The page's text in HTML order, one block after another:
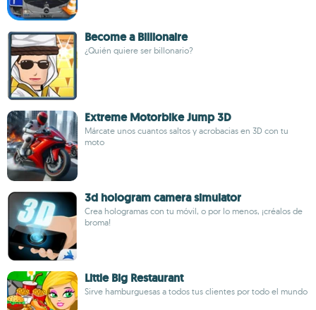
Become a Billionaire
¿Quién quiere ser billonario?
Extreme Motorbike Jump 3D
Márcate unos cuantos saltos y acrobacias en 3D con tu
moto
3d hologram camera simulator
Crea hologramas con tu móvil, o por lo menos, ¡créalos de
broma!
Little Big Restaurant
Sirve hamburguesas a todos tus clientes por todo el mundo